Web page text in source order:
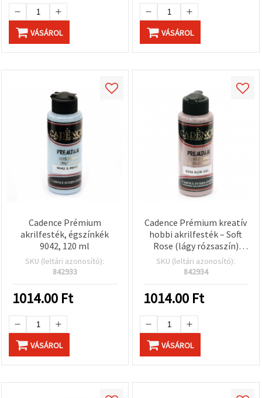
VÁSÁROL VÁSÁROL
Cadence Prémium
akrilfesték, égszínkék
9042, 120 ml
SKU (leltári azonosító):
842933
1014.00 Ft
VÁSÁROL
Cadence Prémium kreatív
hobbi akrilfesték – Soft
Rose (lágy rózsaszín)
0250, 120 ml
SKU (leltári azonosító):
842934
1014.00 Ft
VÁSÁROL